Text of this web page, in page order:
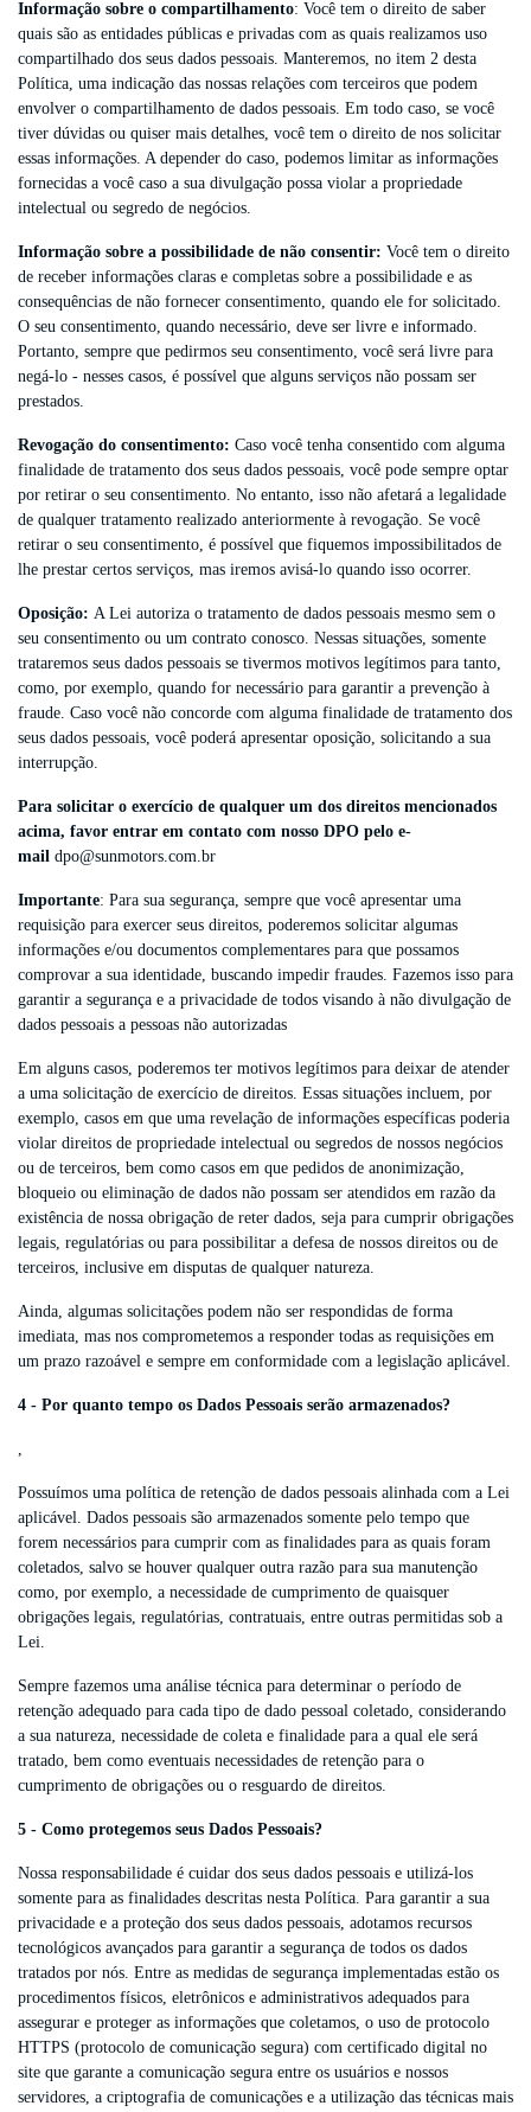
Informação sobre o compartilhamento: Você tem o direito de saber
quais são as entidades públicas e privadas com as quais realizamos uso
compartilhado dos seus dados pessoais. Manteremos, no item 2 desta
Política, uma indicação das nossas relações com terceiros que podem
envolver o compartilhamento de dados pessoais. Em todo caso, se você
tiver dúvidas ou quiser mais detalhes, você tem o direito de nos solicitar
essas informações. A depender do caso, podemos limitar as informações
fornecidas a você caso a sua divulgação possa violar a propriedade
intelectual ou segredo de negócios.
Informação sobre a possibilidade de não consentir: Você tem o direito
de receber informações claras e completas sobre a possibilidade e as
consequências de não fornecer consentimento, quando ele for solicitado.
O seu consentimento, quando necessário, deve ser livre e informado.
Portanto, sempre que pedirmos seu consentimento, você será livre para
negá-lo - nesses casos, é possível que alguns serviços não possam ser
prestados.
Revogação do consentimento: Caso você tenha consentido com alguma
finalidade de tratamento dos seus dados pessoais, você pode sempre optar
por retirar o seu consentimento. No entanto, isso não afetará a legalidade
de qualquer tratamento realizado anteriormente à revogação. Se você
retirar o seu consentimento, é possível que fiquemos impossibilitados de
lhe prestar certos serviços, mas iremos avisá-lo quando isso ocorrer.
Oposição: A Lei autoriza o tratamento de dados pessoais mesmo sem o
seu consentimento ou um contrato conosco. Nessas situações, somente
trataremos seus dados pessoais se tivermos motivos legítimos para tanto,
como, por exemplo, quando for necessário para garantir a prevenção à
fraude. Caso você não concorde com alguma finalidade de tratamento dos
seus dados pessoais, você poderá apresentar oposição, solicitando a sua
interrupção.
Para solicitar o exercício de qualquer um dos direitos mencionados
acima, favor entrar em contato com nosso DPO pelo e-
mail dpo@sunmotors.com.br
Importante: Para sua segurança, sempre que você apresentar uma
requisição para exercer seus direitos, poderemos solicitar algumas
informações e/ou documentos complementares para que possamos
comprovar a sua identidade, buscando impedir fraudes. Fazemos isso para
garantir a segurança e a privacidade de todos visando à não divulgação de
dados pessoais a pessoas não autorizadas
Em alguns casos, poderemos ter motivos legítimos para deixar de atender
a uma solicitação de exercício de direitos. Essas situações incluem, por
exemplo, casos em que uma revelação de informações específicas poderia
violar direitos de propriedade intelectual ou segredos de nossos negócios
ou de terceiros, bem como casos em que pedidos de anonimização,
bloqueio ou eliminação de dados não possam ser atendidos em razão da
existência de nossa obrigação de reter dados, seja para cumprir obrigações
legais, regulatórias ou para possibilitar a defesa de nossos direitos ou de
terceiros, inclusive em disputas de qualquer natureza.
Ainda, algumas solicitações podem não ser respondidas de forma
imediata, mas nos comprometemos a responder todas as requisições em
um prazo razoável e sempre em conformidade com a legislação aplicável.
4 - Por quanto tempo os Dados Pessoais serão armazenados?
,
Possuímos uma política de retenção de dados pessoais alinhada com a Lei
aplicável. Dados pessoais são armazenados somente pelo tempo que
forem necessários para cumprir com as finalidades para as quais foram
coletados, salvo se houver qualquer outra razão para sua manutenção
como, por exemplo, a necessidade de cumprimento de quaisquer
obrigações legais, regulatórias, contratuais, entre outras permitidas sob a
Lei.
Sempre fazemos uma análise técnica para determinar o período de
retenção adequado para cada tipo de dado pessoal coletado, considerando
a sua natureza, necessidade de coleta e finalidade para a qual ele será
tratado, bem como eventuais necessidades de retenção para o
cumprimento de obrigações ou o resguardo de direitos.
5 - Como protegemos seus Dados Pessoais?
Nossa responsabilidade é cuidar dos seus dados pessoais e utilizá-los
somente para as finalidades descritas nesta Política. Para garantir a sua
privacidade e a proteção dos seus dados pessoais, adotamos recursos
tecnológicos avançados para garantir a segurança de todos os dados
tratados por nós. Entre as medidas de segurança implementadas estão os
procedimentos físicos, eletrônicos e administrativos adequados para
assegurar e proteger as informações que coletamos, o uso de protocolo
HTTPS (protocolo de comunicação segura) com certificado digital no
site que garante a comunicação segura entre os usuários e nossos
servidores, a criptografia de comunicações e a utilização das técnicas mais